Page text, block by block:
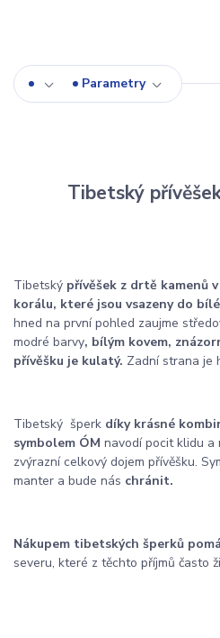
Parametry
Tibetský
Tibetský přívěšek z drtě kamenů
korálu, které jsou vsazeny do
hned na první pohled zaujme
modré barvy, bílým kovem,
přívěšku je kulatý. Zadní strana je
Tibetský šperk díky krásné
symbolem ÓM navodí pocit klidu
zvýrazní celkový dojem přívěšku.
manter a bude nás chránit.
Nákupem tibetských šperků
severu, které z těchto příjmů často